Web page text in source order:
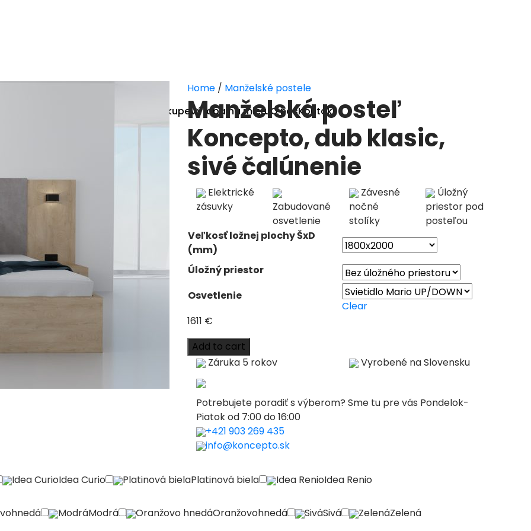
Všetko o nákupe Výroba na mieru O násKontakt
Home / Manželské postele
Manželská posteľ
Koncepto, dub klasic,
sivé čalúnenie
Elektrické
zásuvky
Zabudované
osvetlenie
Závesné
nočné
stolíky
Úložný
priestor pod
posteľou
Veľkosť ložnej plochy ŠxD
(mm)
Úložný priestor
Osvetlenie
Clear
1611 €
Add to cart
Záruka 5 rokov
Vyrobené na Slovensku
Potrebujete poradiť s výberom? Sme tu pre vás Pondelok-
Piatok od 7:00 do 16:00
+421 903 269 435
info@koncepto.sk
Idea CurioIdea Curio Platinová bielaPlatinová biela Idea RenioIdea Renio
ModráModrá Oranžovo hnedáOranžovohnedá SiváSivá ZelenáZelená